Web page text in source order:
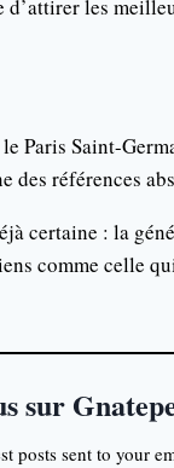
les
Paris Saint-
des références
certaine : la
comme celle
sur
posts sent to your